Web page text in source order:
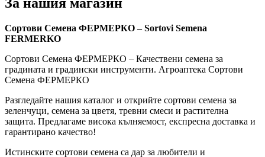
Сортови Семена ФЕРМЕРКО – Sortovi Semena
FERMERKO
Сортови Семена ФЕРМЕРКО – Качествени семена за
градината и градински инструменти. Агроаптека Сортови
Семена ФЕРМЕРКО
Разгледайте нашия каталог и открийте сортови семена за
зеленчуци, семена за цветя, тревни смеси и растителна
защита. Предлагаме висока кълняемост, експресна доставка и
гарантирано качество!
Истинските сортови семена са дар за любители и